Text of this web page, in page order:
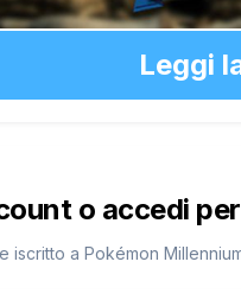
Leggi
o accedi
iscritto a Pokémon